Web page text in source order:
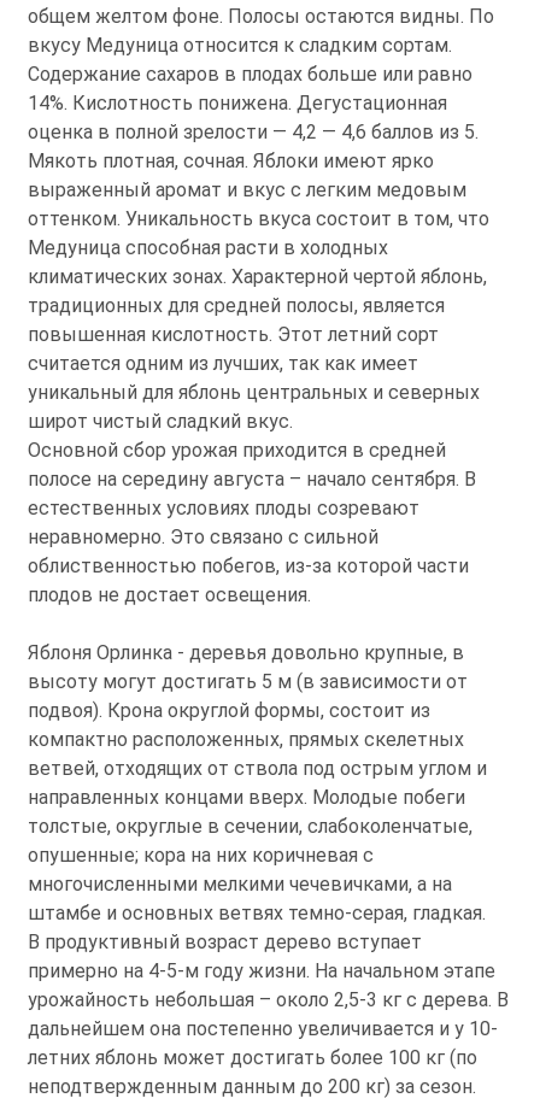
общем желтом фоне. Полосы остаются видны. По
вкусу Медуница относится к сладким сортам.
Содержание сахаров в плодах больше или равно
14%. Кислотность понижена. Дегустационная
оценка в полной зрелости — 4,2 — 4,6 баллов из 5.
Мякоть плотная, сочная. Яблоки имеют ярко
выраженный аромат и вкус с легким медовым
оттенком. Уникальность вкуса состоит в том, что
Медуница способная расти в холодных
климатических зонах. Характерной чертой яблонь,
традиционных для средней полосы, является
повышенная кислотность. Этот летний сорт
считается одним из лучших, так как имеет
уникальный для яблонь центральных и северных
широт чистый сладкий вкус.
Основной сбор урожая приходится в средней
полосе на середину августа – начало сентября. В
естественных условиях плоды созревают
неравномерно. Это связано с сильной
облиственностью побегов, из-за которой части
плодов не достает освещения.
Яблоня Орлинка - деревья довольно крупные, в
высоту могут достигать 5 м (в зависимости от
подвоя). Крона округлой формы, состоит из
компактно расположенных, прямых скелетных
ветвей, отходящих от ствола под острым углом и
направленных концами вверх. Молодые побеги
толстые, округлые в сечении, слабоколенчатые,
опушенные; кора на них коричневая с
многочисленными мелкими чечевичками, а на
штамбе и основных ветвях темно-серая, гладкая.
В продуктивный возраст дерево вступает
примерно на 4-5-м году жизни. На начальном этапе
урожайность небольшая – около 2,5-3 кг с дерева. В
дальнейшем она постепенно увеличивается и у 10-
летних яблонь может достигать более 100 кг (по
неподтвержденным данным до 200 кг) за сезон.